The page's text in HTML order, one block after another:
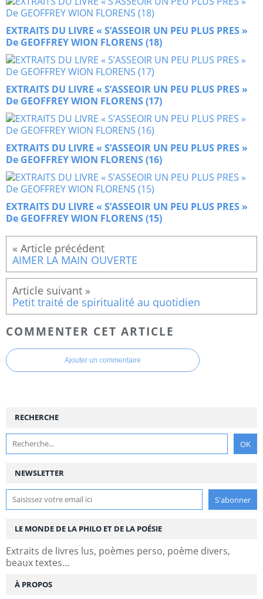
EXTRAITS DU LIVRE « S’ASSEOIR UN PEU PLUS PRES »
De GEOFFREY WION FLORENS (18)
EXTRAITS DU LIVRE « S’ASSEOIR UN PEU PLUS PRES »
De GEOFFREY WION FLORENS (17)
EXTRAITS DU LIVRE « S’ASSEOIR UN PEU PLUS PRES »
De GEOFFREY WION FLORENS (16)
EXTRAITS DU LIVRE « S’ASSEOIR UN PEU PLUS PRES »
De GEOFFREY WION FLORENS (15)
AIMER LA MAIN OUVERTE
Petit traité de spiritualité au quotidien
COMMENTER CET ARTICLE
Ajouter un commentaire
NEWSLETTER
RECHERCHE
LE MONDE DE LA PHILO ET DE LA POÉSIE
Extraits de livres lus, poèmes perso, poème divers,
beaux textes...
À PROPOS